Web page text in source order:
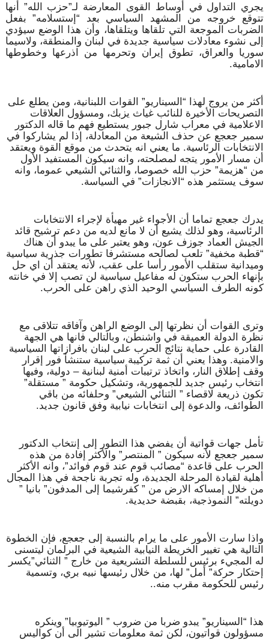
يجري التداول في أوساط القوى المعارضة لـ”حزب الله” أنها
تتوقع خروجه من المشهد السياسي بعد “إستسلامه” بفعل
الضربات الموجعة التي تلقاها ويتلقاها، وأن هذا الوضع سيؤدي
إلى نشوء معادلات سياسية جديدة في لبنان والمنطقة، ولاسيما
سوريا والعراق، تطوق إيران وتحرمها من اذرعها وخطوطها
الامامية.
أكثر من يروج لهذا “السيناريو” القوات اللبنانية، ومن يطلع على
التصريحات الأخيرة للنائب غياث يزبك، ومسؤول العلاقات
الاعلامية في معراب شارل جبور يستطيع فهم ما قاله الدكتور
سمير جعجع عن حذف الشيعة من المعادلة، إذا لم يشاركوا في
الانتخابات الرئاسية. ما يعني انه يتحدث من موقع القوة ويعتقد
أن مسار الأمور يتجه لمصلحته، وانه سيكون المستفيد الأول
من “هزيمة” حزب الله خصوصا، والثنائي الشيعي عموما، وانه
سوف يستثمر هذه “الانجازات” في السياسة.
يدرك جعجع تماما أن الأجواء غير مهيأة لإجراء الانتخابات
الرئاسية، وهو لذلك يشيع أن لا مانع لديه من دعم ترشيح قائد
الجيش العماد جوزف عون، وهو يعتبر على ما يبدو أن هناك
“قطبة مخفية” تلعب لصالحه مستشرفا تطورات جذرية سياسية
وميدانية ستقلب الأمور رأسا على عقب، لأنه يعتقد أن اي حل
بإنهاء الحرب ستكون له مفاعيل سياسية لن تصب إلا في خانته
كونه الطرف السياسي الوحيد الذي راهن على الحرب.
وترى القوات أن نظرتها إلى الوضع الراهن وآفاقه تتلاقى مع
نظرة الدولة العميقة في واشنطن، وبالتالي فانها هي الجهة
القادرة على حماية نتائج الحرب على لبنان بافرازاتها السياسية
والامنية. وهذا يعني أن ثمة تركيبة سياسية ستنشأ فور إقرار
وقف إطلاق النار، واتخاذ ترتيبات أمنية لبنانية – دولية، وفيها
انتخاب رئيس جديد للجمهورية، وتشكيل حكومة ” مستقلة”
تكون ذريعة لاقصاء ” الثنائي الشيعي” وحلفائه من باقي
الطوائف، والدعوة إلى انتخابات نيابية وفق قانون جديد.
تأمل جهات قواتية أن يفضي هذا التطور إلى إنتخاب الدكتور
سمير جعجع لأنه سيكون ” المنتصر” والأكثر إفادة من هذه
الحرب على قاعدة “مصائب قوم عند قوم فوائد”، وانه الأكثر
أهلية لقيادة المرحلة الجديدة، وله تجربة ناجحة في هذا المجال
من خلال إمساكه الارض من ” كفرشيما إلى المدفون” بانيا ”
دويلته” النموذجية، بقبضة حديدية.
واذا سارت الأمور على ما يرام بالنسبة إلى جعجع، فإن الخطوة
التالية هي تغيير الخريطة النيابية الشيعية في البرلمان ليتسنى
له المجيء برئيس للسلطة التشريعية من خارج ” الثنائي”يكسر
إحتكار حركة” أمل” لها، من خلال رئيسها نبيه بري، وتسمية
رئيس للحكومة مقرب منه..
هذا “السيناريو” يبدو ضربا من ضروب ” اليوتيوبيا” وينكره
مسؤولون قواتيون، لكن ثمة معلومات تشير الى أن كواليس